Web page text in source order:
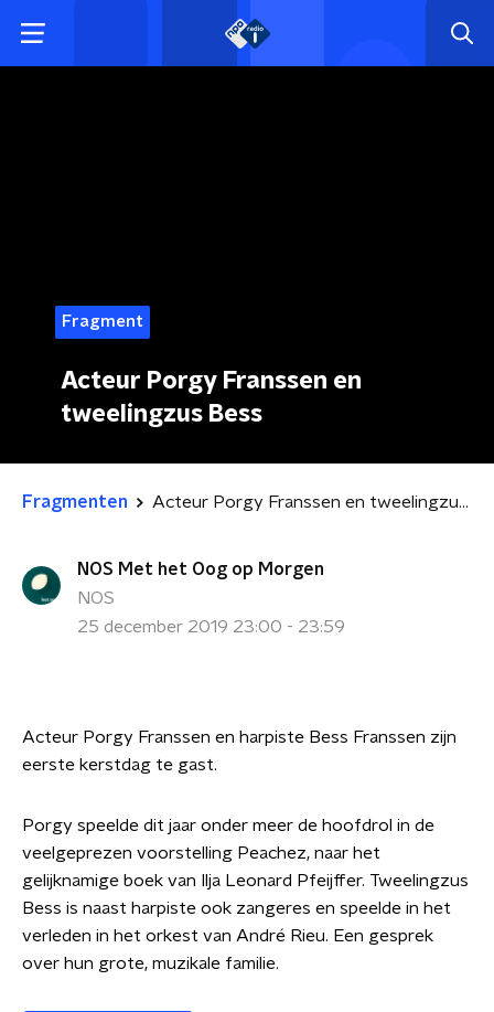
Fragment
Acteur Porgy Franssen en
tweelingzus Bess
Fragmenten Acteur Porgy Franssen en tweelingzus Bess
NOS Met het Oog op Morgen
NOS
25 december 2019 23:00 - 23:59
Acteur Porgy Franssen en harpiste Bess Franssen zijn
eerste kerstdag te gast.
Porgy speelde dit jaar onder meer de hoofdrol in de
veelgeprezen voorstelling Peachez, naar het
gelijknamige boek van Ilja Leonard Pfeijffer. Tweelingzus
Bess is naast harpiste ook zangeres en speelde in het
verleden in het orkest van André Rieu. Een gesprek
over hun grote, muzikale familie.